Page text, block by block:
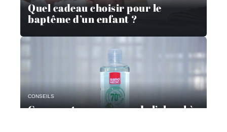
Quel cadeau choisir pour le
baptême d’un enfant ?
CONSEILS
Comment se procurer de l’alcool à